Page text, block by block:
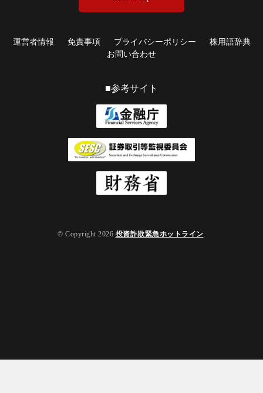
運営者情報 免責事項 プライバシーポリシー
株用語辞典
お問い合わせ
■参考サイト
© Copyright 2026 投資詐欺緊急ホットライン.